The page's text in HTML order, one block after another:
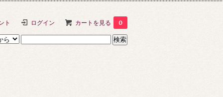
ト ログイン カートを見る 0